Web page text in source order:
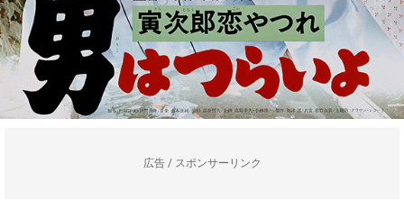
広告 / スポンサーリンク